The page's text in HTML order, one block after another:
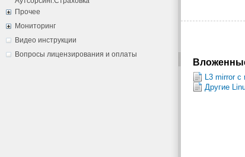
Прочее
Мониторинг
Видео инструкции
Вопросы лицензирования и оплаты
L3 mirror
Другие